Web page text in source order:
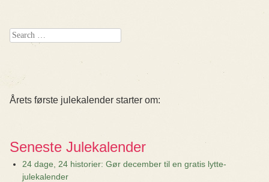
Search
Årets første julekalender starter om:
Seneste Julekalender
24 dage, 24 historier: Gør december til en gratis lytte-
julekalender